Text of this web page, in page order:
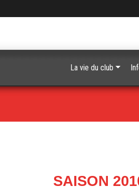
SAISON
La vie du club